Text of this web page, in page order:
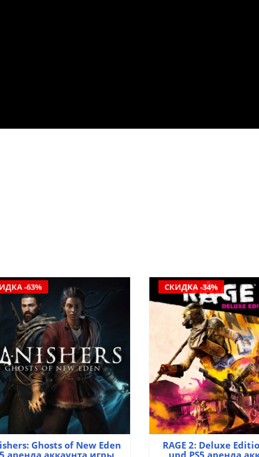
-63%
Ghosts of New Eden
аренда аккаунта игры
СКИДКА -34%
RAGE 2: Deluxe
upd PS5 аренда